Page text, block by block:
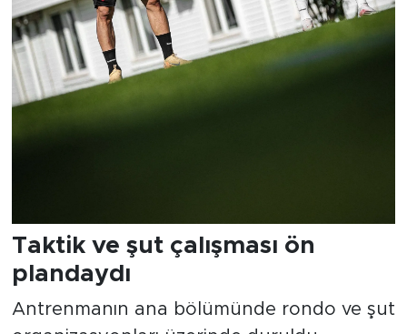
Taktik ve şut çalışması ön
plandaydı
Antrenmanın ana bölümünde rondo ve şut